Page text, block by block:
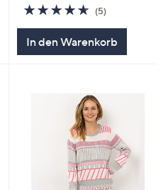
4.6
von
(5)5
In den Warenkorb